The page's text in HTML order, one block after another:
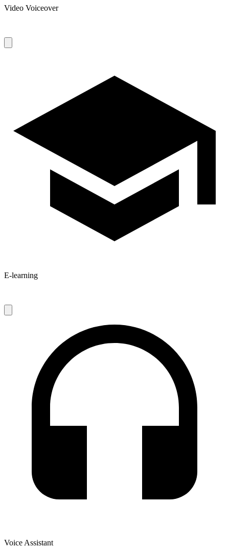
Video Voiceover
E-learning
Voice Assistant